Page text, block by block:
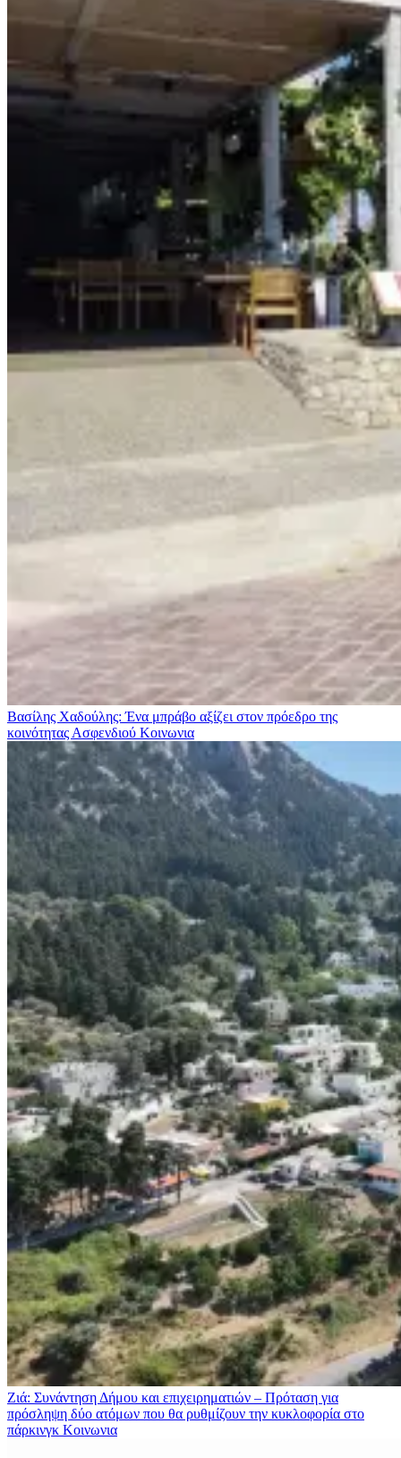
Βασίλης Χαδούλης: Ένα μπράβο αξίζει στον πρόεδρο της
κοινότητας Ασφενδιού Κοινωνια
Ζιά: Συνάντηση Δήμου και επιχειρηματιών – Πρόταση για
πρόσληψη δύο ατόμων που θα ρυθμίζουν την κυκλοφορία στο
πάρκινγκ Κοινωνια